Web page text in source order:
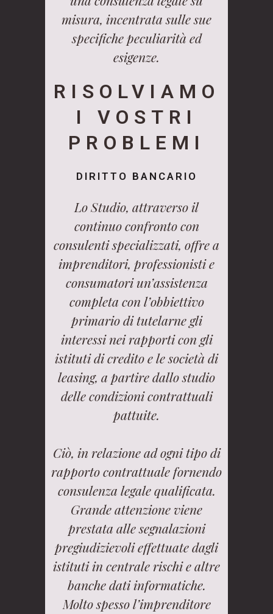
misura, incentrata sulle sue
specifiche peculiarità ed
esigenze.
RISOLVIAMO
I VOSTRI
PROBLEMI
DIRITTO BANCARIO
Lo Studio, attraverso il
continuo confronto con
consulenti specializzati, offre a
imprenditori, professionisti e
consumatori un’assistenza
completa con l’obbiettivo
primario di tutelarne gli
interessi nei rapporti con gli
istituti di credito e le società di
leasing, a partire dallo studio
delle condizioni contrattuali
pattuite.
Ciò, in relazione ad ogni tipo di
rapporto contrattuale fornendo
consulenza legale qualificata.
Grande attenzione viene
prestata alle segnalazioni
pregiudizievoli effettuate dagli
istituti in centrale rischi e altre
banche dati informatiche.
Molto spesso l’imprenditore